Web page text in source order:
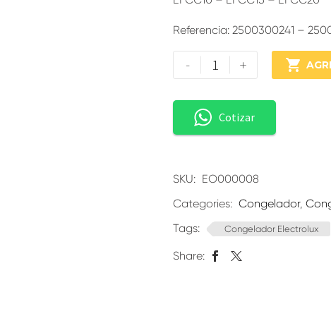
Referencia: 2500300241 –
- + 
Cotizar
SKU: EO000008
Categories: Congelador,
Tags:
Congelador Electrolux
Share: